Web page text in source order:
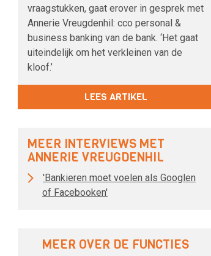
vraagstukken, gaat erover in gesprek met
Annerie Vreugdenhil: cco personal &
business banking van de bank. ‘Het gaat
uiteindelijk om het verkleinen van de
kloof.’
LEES ARTIKEL
MEER INTERVIEWS MET
ANNERIE VREUGDENHIL
'Bankieren moet voelen als Googlen
of Facebooken'
MEER OVER DE FUNCTIES